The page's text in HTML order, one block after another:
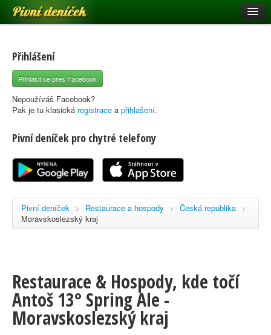
Pivní deníček
Pivní mapa
Pivní značky
Nápověda
Registrace
Přihlášení
Přihlásit se přes Facebook
Nepoužíváš Facebook?
Pak je tu klasická registrace a přihlašení.
Pivní deníček pro chytré telefony
Pivní deníček > Restaurace a hospody > Česká republika >
Moravskoslezský kraj
Restaurace & Hospody, kde točí
Antoš 13° Spring Ale -
Moravskoslezský kraj